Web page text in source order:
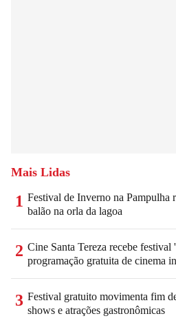
Mais Lidas
1 Festival de Inverno na Pampulha
balão na orla da lagoa
2 Cine Santa Tereza recebe
programação gratuita de cinema
3 Festival gratuito movimenta fim
shows e atrações gastronômicas